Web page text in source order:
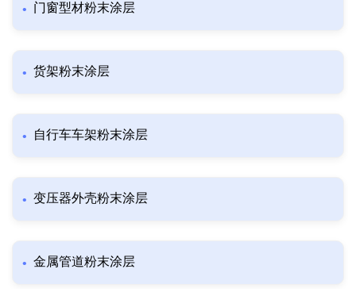
门窗型材粉末涂层
货架粉末涂层
自行车车架粉末涂层
变压器外壳粉末涂层
金属管道粉末涂层